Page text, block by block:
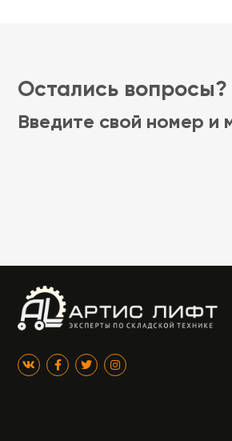
Остались вопросы?
Введите свой номер и